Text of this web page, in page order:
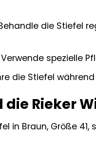
die Stiefel
Verwende spezielle
die Stiefel
die Rieker
in Braun, Größe